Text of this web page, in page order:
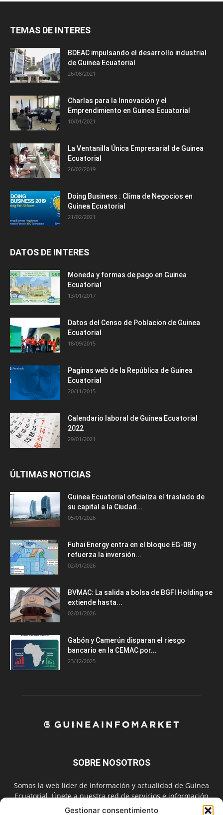
Gestionar consentimiento
TEMAS DE INTERES
BDEAC impulsando el desarrollo industrial
de Guinea Ecuatorial
26/08/2021
Charlas para la Innovación y el
Emprendimiento en Guinea Ecuatorial
10/01/2021
La Ventanilla Única Empresarial de Guinea
Ecuatorial
26/02/2019
Doing Business : Clima de Negocios en
Guinea Ecuatorial
21/02/2021
DATOS DE INTERES
Moneda y formas de pago en Guinea
Ecuatorial
13/01/2017
Datos del Censo de Poblacion de Guinea
Ecuatorial
18/09/2015
Paginas web de la República de Guinea
Ecuatorial
20/11/2015
Calendario laboral de Guinea Ecuatorial
2022
29/01/2021
ÚLTIMAS NOTICIAS
Guinea Ecuatorial oficializa el traslado de
su capital a la Ciudad...
05/01/2026
Fuhai Energy entra en el bloque EG-08 y
refuerza la inversión...
02/01/2026
BVMAC: La salida a bolsa de BGFI Holding se
extiende hasta...
02/01/2026
Gabón y Camerún disparan el riesgo
bancario en la CEMAC por...
23/12/2025
SOBRE NOSOTROS
Somos la web líder de información y actualidad de Guinea
Ecuatorial. Únete a nuestra red de servicios e información
digital también en las redes sociales.